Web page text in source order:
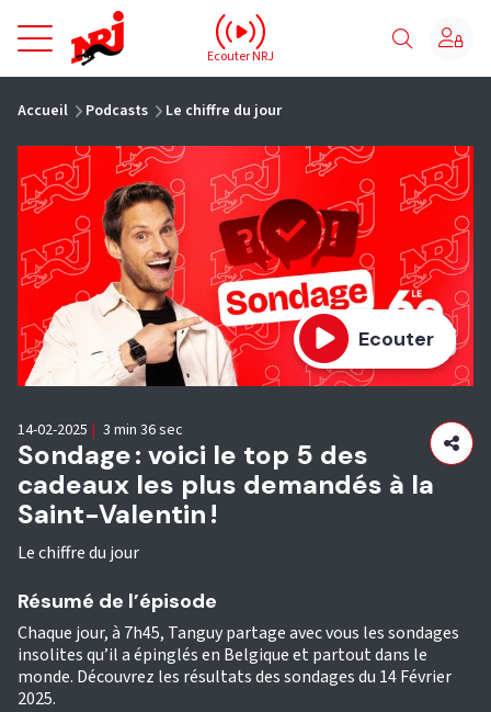
NRJ - Accueil
Ecouter NRJ
Accueil Podcasts Le chiffre du jour
Ecouter
Sondage : voici le top 5 des
cadeaux les plus demandés à la
Saint-Valentin !
Le chiffre du jour
14-02-2025 | 3 min 36 sec
Résumé de l’épisode
Chaque jour, à 7h45, Tanguy partage avec vous les sondages
insolites qu’il a épinglés en Belgique et partout dans le
monde. Découvrez les résultats des sondages du 14 Février
2025.